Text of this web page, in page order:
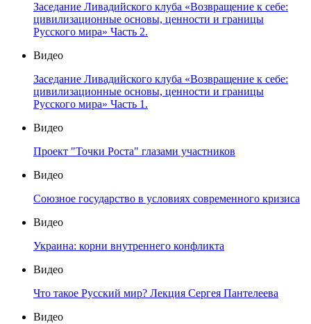
Заседание Ливадийского клуба «Возвращение к себе:
цивилизационные основы, ценности и границы
Русского мира» Часть 2.
Видео
Заседание Ливадийского клуба «Возвращение к себе:
цивилизационные основы, ценности и границы
Русского мира» Часть 1.
Видео
Проект "Точки Роста" глазами участников
Видео
Союзное государство в условиях современного кризиса
Видео
Украина: корни внутреннего конфликта
Видео
Что такое Русский мир? Лекция Сергея Пантелеева
Видео